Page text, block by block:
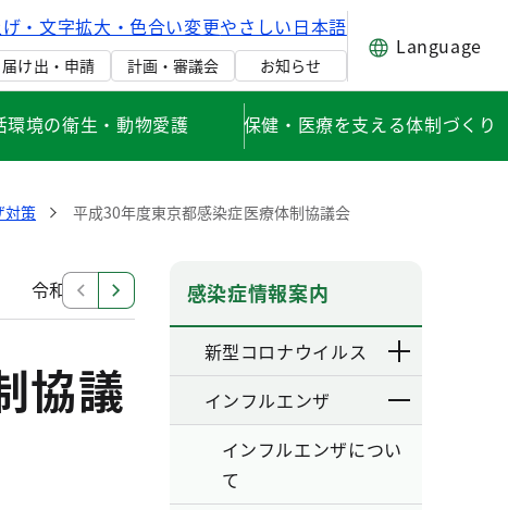
・文字拡大・色合い変更やさしい日本語
届け出・申請 計画・審議会 お知らせ
Language
環境の衛生・動物愛護 保健・医療を支える体制づくり
対策 平成30年度東京都感染症医療体制協議会
令和2年度東京都感染症医療体制協議会
協議
感染症情報案内
新型コロナウイルス
インフルエンザ
インフルエンザについ
て